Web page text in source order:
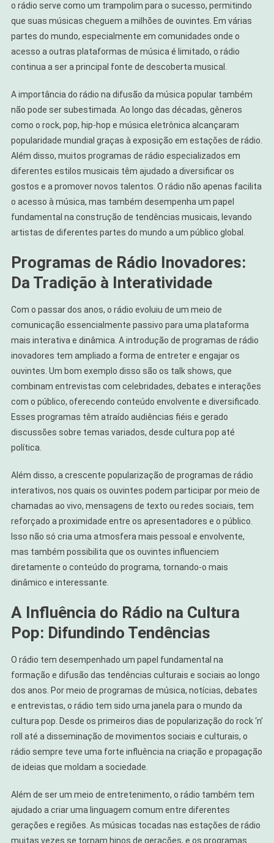
o rádio serve como um trampolim para o sucesso, permitindo
que suas músicas cheguem a milhões de ouvintes. Em várias
partes do mundo, especialmente em comunidades onde o
acesso a outras plataformas de música é limitado, o rádio
continua a ser a principal fonte de descoberta musical.
A importância do rádio na difusão da música popular também
não pode ser subestimada. Ao longo das décadas, gêneros
como o rock, pop, hip-hop e música eletrônica alcançaram
popularidade mundial graças à exposição em estações de rádio.
Além disso, muitos programas de rádio especializados em
diferentes estilos musicais têm ajudado a diversificar os
gostos e a promover novos talentos. O rádio não apenas facilita
o acesso à música, mas também desempenha um papel
fundamental na construção de tendências musicais, levando
artistas de diferentes partes do mundo a um público global.
Programas de Rádio Inovadores:
Da Tradição à Interatividade
Com o passar dos anos, o rádio evoluiu de um meio de
comunicação essencialmente passivo para uma plataforma
mais interativa e dinâmica. A introdução de programas de rádio
inovadores tem ampliado a forma de entreter e engajar os
ouvintes. Um bom exemplo disso são os talk shows, que
combinam entrevistas com celebridades, debates e interações
com o público, oferecendo conteúdo envolvente e diversificado.
Esses programas têm atraído audiências fiéis e gerado
discussões sobre temas variados, desde cultura pop até
política.
Além disso, a crescente popularização de programas de rádio
interativos, nos quais os ouvintes podem participar por meio de
chamadas ao vivo, mensagens de texto ou redes sociais, tem
reforçado a proximidade entre os apresentadores e o público.
Isso não só cria uma atmosfera mais pessoal e envolvente,
mas também possibilita que os ouvintes influenciem
diretamente o conteúdo do programa, tornando-o mais
dinâmico e interessante.
A Influência do Rádio na Cultura
Pop: Difundindo Tendências
O rádio tem desempenhado um papel fundamental na
formação e difusão das tendências culturais e sociais ao longo
dos anos. Por meio de programas de música, notícias, debates
e entrevistas, o rádio tem sido uma janela para o mundo da
cultura pop. Desde os primeiros dias de popularização do rock ‘n’
roll até a disseminação de movimentos sociais e culturais, o
rádio sempre teve uma forte influência na criação e propagação
de ideias que moldam a sociedade.
Além de ser um meio de entretenimento, o rádio também tem
ajudado a criar uma linguagem comum entre diferentes
gerações e regiões. As músicas tocadas nas estações de rádio
muitas vezes se tornam hinos de gerações, e os programas